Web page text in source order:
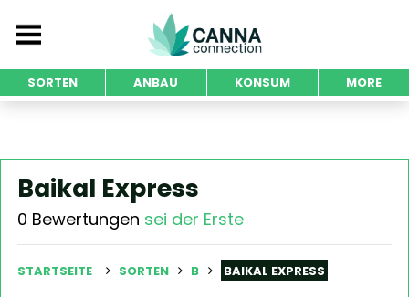
SORTEN ANBAU KONSUM MORE
Baikal Express
0 Bewertungen sei der Erste
STARTSEITE SORTEN B BAIKAL EXPRESS